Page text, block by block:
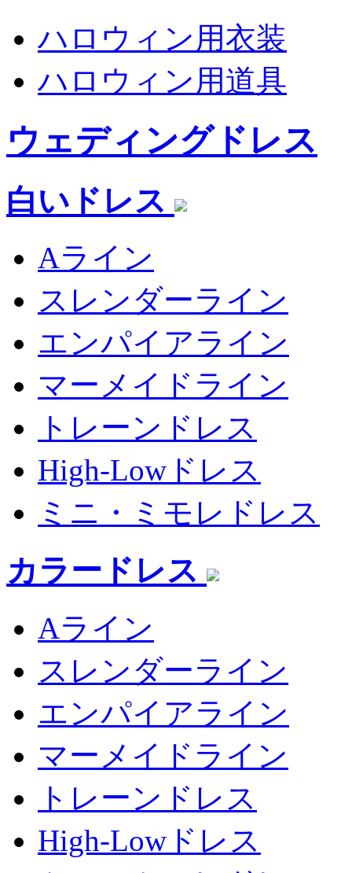
ハロウィン用衣装
ハロウィン用道具
ウェディングドレス
白いドレス
Aライン
スレンダーライン
エンパイアライン
マーメイドライン
トレーンドレス
High-Lowドレス
ミニ・ミモレドレス
カラードレス
Aライン
スレンダーライン
エンパイアライン
マーメイドライン
トレーンドレス
High-Lowドレス